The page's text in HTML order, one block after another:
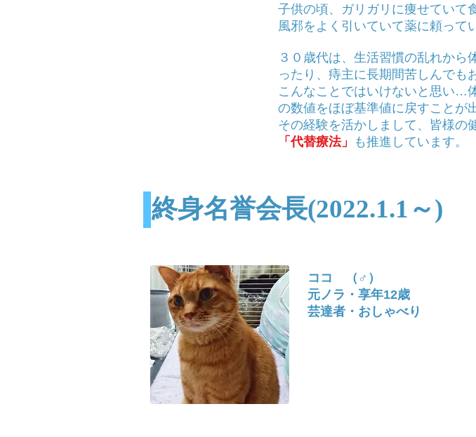
子供の頃、ガリガリに痩せていて
風邪をよく引いていて薬に頼って
３０歳代は、生活習慣の乱れか
ったり、痔主に長期間苦しんでも
こんなことではいけないと思い…
の数値をほぼ基準値に戻すことが
その経験を活かしまして、皆様の
「代替療法」
も推進しています。
終身名誉会長(2022.1.1～)
ココ
（♂）
元ノラ・享年12歳
芸達者・おしゃべり